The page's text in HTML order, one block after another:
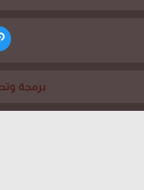
برمجة